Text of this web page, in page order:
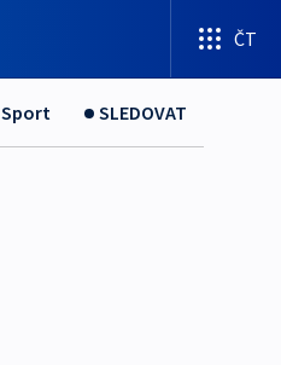
ČT
Sport SLEDOVAT